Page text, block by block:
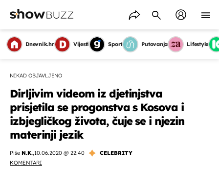
Dnevnik.hr Vijesti Sport Putovanja Lifestyle
NIKAD OBJAVLJENO
Dirljivim videom iz djetinjstva
prisjetila se progonstva s Kosova i
izbjegličkog života, čuje se i njezin
materinji jezik
Piše N.K.,10.06.2020 @ 22:40
CELEBRITY
KOMENTARI